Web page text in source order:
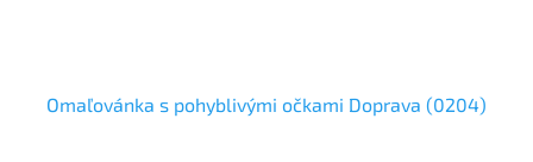
Omaľovánka s pohyblivými očkami Doprava (0204)